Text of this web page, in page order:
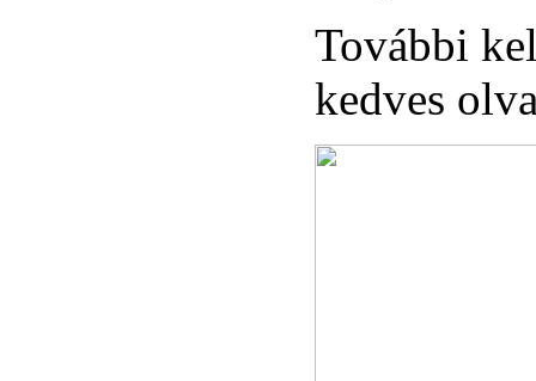
További
kedves